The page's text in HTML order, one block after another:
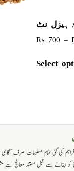
ہیزل نٹ
₨ 700 –
Select
کی گئی تمام معلومات صرف آگاہی
کو اپنانے سے قبل مستند معالج سے